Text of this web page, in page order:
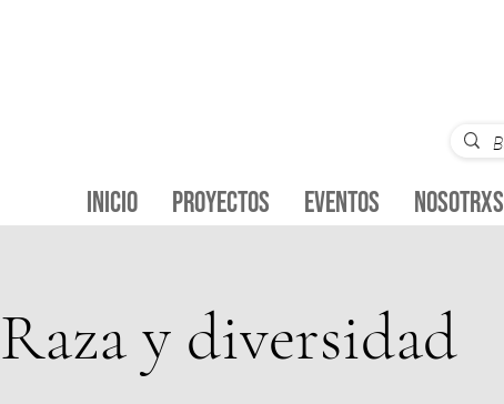
Inicio Proyectos Eventos Nosotrxs
Raza y diversidad